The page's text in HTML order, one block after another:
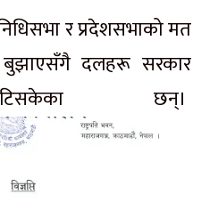
र प्रदेशसभाको मत
बुझाएसँगै दलहरू सरकार
छन्।